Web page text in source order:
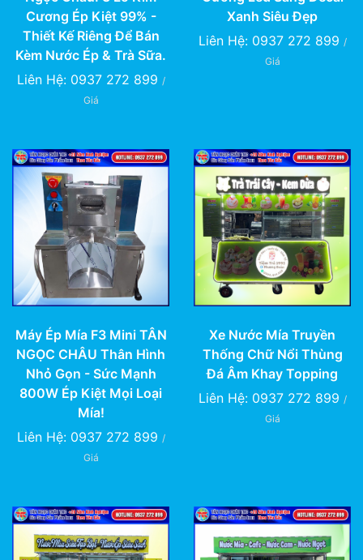
Cương Ép Kiệt 99% -
Thiết Kế Riêng Để Bán
Kèm Nước Ép & Trà Sữa.
Liên Hệ: 0937 272 899 /
Giá
Xanh Siêu Đẹp
Liên Hệ: 0937 272 899 /
Giá
Máy Ép Mía F3 Mini TÂN
NGỌC CHÂU Thân Hình
Nhỏ Gọn - Sức Mạnh
800W Ép Kiệt Mọi Loại
Mía!
Liên Hệ: 0937 272 899 /
Giá
Xe Nước Mía Truyền
Thống Chữ Nổi Thùng
Đá Âm Khay Topping
Liên Hệ: 0937 272 899 /
Giá